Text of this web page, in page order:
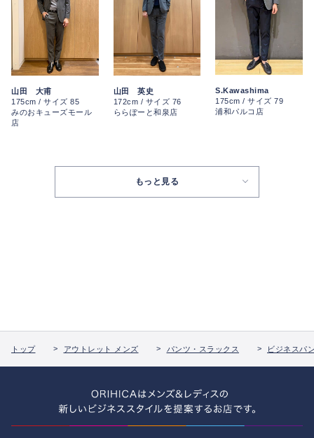
山田 大甫
175cm / サイズ 85
みのおキューズモール
店
山田 英史
172cm / サイズ 76
ららぽーと和泉店
S.Kawashima
175cm / サイズ 79
浦和パルコ店
もっと見る
トップ アウトレット メンズ パンツ・スラックス ビジネスパ